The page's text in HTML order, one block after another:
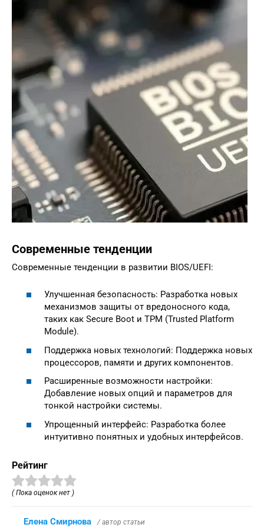
Современные тенденции
Современные тенденции в развитии BIOS/UEFI:
Улучшенная безопасность: Разработка новых
механизмов защиты от вредоносного кода,
таких как Secure Boot и TPM (Trusted Platform
Module).
Поддержка новых технологий: Поддержка новых
процессоров, памяти и других компонентов.
Расширенные возможности настройки:
Добавление новых опций и параметров для
тонкой настройки системы.
Упрощенный интерфейс: Разработка более
интуитивно понятных и удобных интерфейсов.
Рейтинг
( Пока оценок нет )
Елена Смирнова / автор статьи